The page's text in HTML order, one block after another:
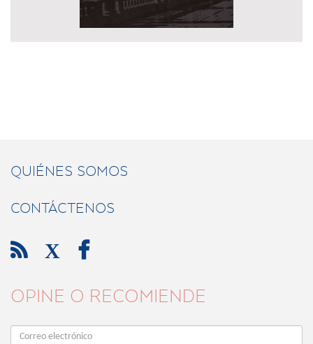
QUIÉNES SOMOS
CONTÁCTENOS
 X 
OPINE O RECOMIENDE